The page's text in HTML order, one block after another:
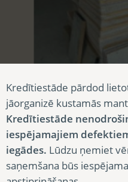
AKUSTISKĀS
Kredītiestāde pārdod
jāorganizē kustamās
Kredītiestāde
iespējamajiem
iegādes. Lūdzu ņemiet
saņemšana būs